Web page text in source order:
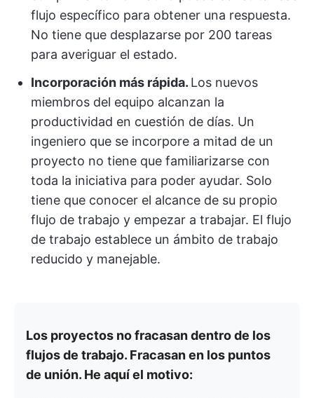
flujo específico para obtener una respuesta.
No tiene que desplazarse por 200 tareas
para averiguar el estado.
Incorporación más rápida. Los nuevos
miembros del equipo alcanzan la
productividad en cuestión de días. Un
ingeniero que se incorpore a mitad de un
proyecto no tiene que familiarizarse con
toda la iniciativa para poder ayudar. Solo
tiene que conocer el alcance de su propio
flujo de trabajo y empezar a trabajar. El flujo
de trabajo establece un ámbito de trabajo
reducido y manejable.
Los proyectos no fracasan dentro de los
flujos de trabajo. Fracasan en los puntos
de unión. He aquí el motivo: